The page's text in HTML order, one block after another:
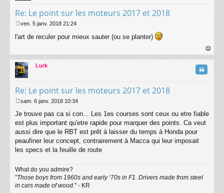
Re: Le point sur les moteurs 2017 et 2018
e
a
g
e
ven. 5 janv. 2018 21:24
l'art de reculer pour mieux sauter (ou se planter)
au
Lurk
Re: Le point sur les moteurs 2017 et 2018
Citation
e
s
s
g
e
sam. 6 janv. 2018 10:34
Je trouve pas ca si con... Les 1es courses sont ceux ou etre fiable
est plus important qu'etre rapide pour marquer des points. Ca veut
aussi dire que le RBT est prêt à laisser du temps à Honda pour
peaufiner leur concept, contrairement à Macca qui leur imposait
les specs et la feuille de route
What do you admire?
"Those boys from 1960s and early ‘70s in F1. Drivers made from steel
in cars made of wood." - KR